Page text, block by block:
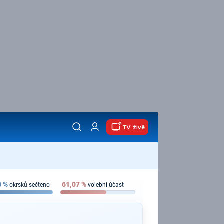
TV živě
% okrsků sečteno 61,07% volební účast